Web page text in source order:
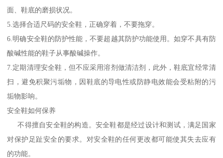
面、鞋底的磨损状况。
5.选择合适尺码的安全鞋，正确穿着，不要拖穿。
6.明确安全鞋的防护性能，不要超越其防护功能使用。如穿不具有防
酸碱性能的鞋子从事酸碱操作。
7.定期清理安全鞋，但不应采用溶剂做清洁剂，此外，鞋底宜经常清
扫，避免积聚污垢物，因鞋底的导电性或防静电效能会受粘附的污
垢物影响。
安全鞋如何保养
不得擅自安全鞋的构造。安全鞋都是经过设计和测试，满足国家
对保护足趾安全的要求。对安全鞋的任何更改都可能使其失去应有
的功能。